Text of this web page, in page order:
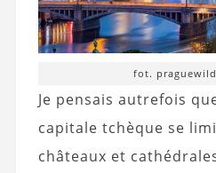
fot.
Je pensais autrefois
capitale tchèque se
châteaux et